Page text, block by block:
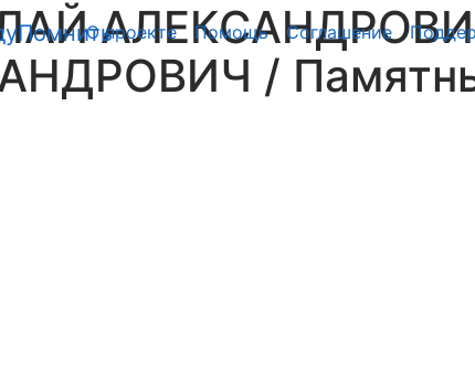
О проекте Помощь Cоглашение
/